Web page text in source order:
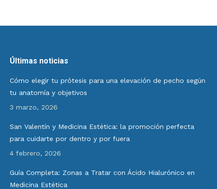
Últimas noticias
Cómo elegir tu prótesis para una elevación de pecho según
tu anatomía y objetivos
3 marzo, 2026
San Valentín y Medicina Estética: la promoción perfecta
para cuidarte por dentro y por fuera
4 febrero, 2026
Guía Completa: Zonas a Tratar con Ácido Hialurónico en
Medicina Estética